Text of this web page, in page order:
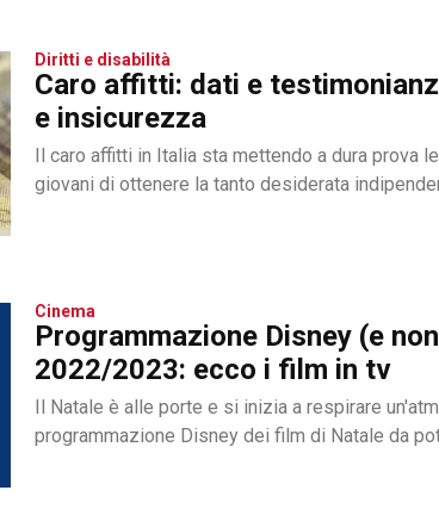
Diritti e disabilità
Caro affitti: dati e
e insicurezza
Il caro affitti in Italia sta mettendo a dura prova
giovani di ottenere la tanto desiderata
Cinema
Programmazione Disney (e
2022/2023: ecco i film in tv
Il Natale è alle porte e si inizia a respirare
programmazione Disney dei film di Natale da